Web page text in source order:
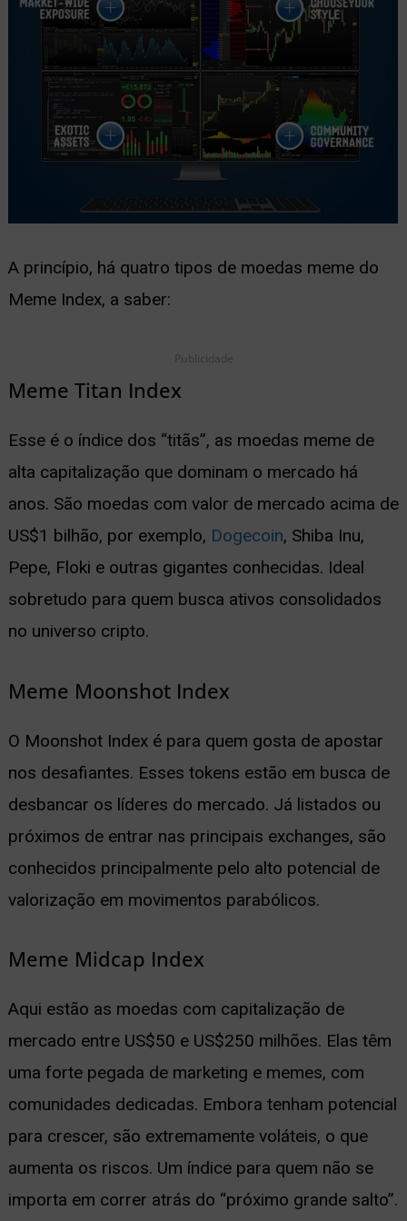
A princípio, há quatro tipos de moedas meme do
Meme Index, a saber:
Publicidade
Meme Titan Index
Esse é o índice dos “titãs”, as moedas meme de
alta capitalização que dominam o mercado há
anos. São moedas com valor de mercado acima de
US$1 bilhão, por exemplo, Dogecoin, Shiba Inu,
Pepe, Floki e outras gigantes conhecidas. Ideal
sobretudo para quem busca ativos consolidados
no universo cripto.
Meme Moonshot Index
O Moonshot Index é para quem gosta de apostar
nos desafiantes. Esses tokens estão em busca de
desbancar os líderes do mercado. Já listados ou
próximos de entrar nas principais exchanges, são
conhecidos principalmente pelo alto potencial de
valorização em movimentos parabólicos.
Meme Midcap Index
Aqui estão as moedas com capitalização de
mercado entre US$50 e US$250 milhões. Elas têm
uma forte pegada de marketing e memes, com
comunidades dedicadas. Embora tenham potencial
para crescer, são extremamente voláteis, o que
aumenta os riscos. Um índice para quem não se
importa em correr atrás do “próximo grande salto”.